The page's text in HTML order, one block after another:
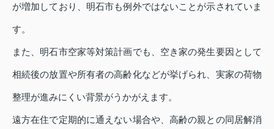
が増加しており、明石市も例外ではないことが示されていま
す。
また、明石市空家等対策計画でも、空き家の発生要因として
相続後の放置や所有者の高齢化などが挙げられ、実家の荷物
整理が進みにくい背景がうかがえます。
遠方在住で定期的に通えない場合や、高齢の親との同居解消